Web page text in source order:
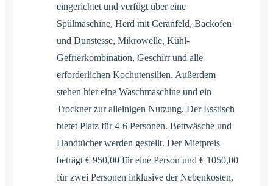
eingerichtet und verfügt über eine
Spülmaschine, Herd mit Ceranfeld, Backofen
und Dunstesse, Mikrowelle, Kühl-
Gefrierkombination, Geschirr und alle
erforderlichen Kochutensilien. Außerdem
stehen hier eine Waschmaschine und ein
Trockner zur alleinigen Nutzung. Der Esstisch
bietet Platz für 4-6 Personen. Bettwäsche und
Handtücher werden gestellt. Der Mietpreis
beträgt € 950,00 für eine Person und € 1050,00
für zwei Personen inklusive der Nebenkosten,